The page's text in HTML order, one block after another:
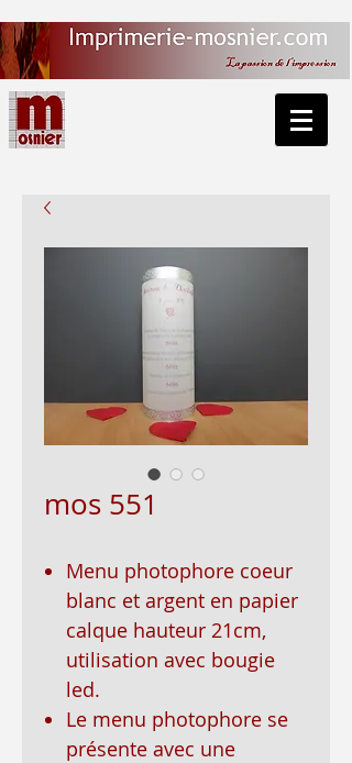
mos 551
Menu photophore coeur
blanc et argent en papier
calque hauteur 21cm,
utilisation avec bougie
led.
Le menu photophore se
présente avec une